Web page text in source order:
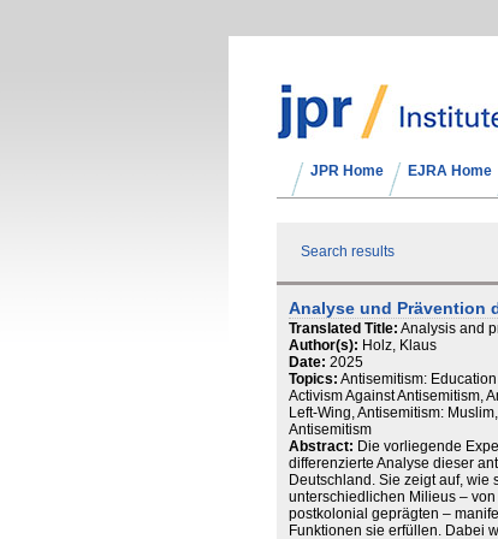
JPR Home EJRA Home
Search results
Analyse und Prävention
Translated Title: Analysis and
Author(s): Holz, Klaus
Date: 2025
Topics: Antisemitism:
Activism Against Antisemitism,
Left-Wing, Antisemitism:
Antisemitism
Abstract: Die vorliegende
differenzierte Analyse dieser
Deutschland. Sie zeigt auf, wie
unterschiedlichen Milieus –
postkolonial geprägten –
Funktionen sie erfüllen. Dabei